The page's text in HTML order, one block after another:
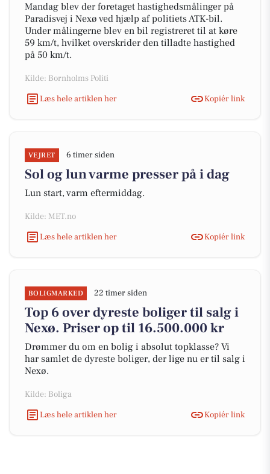
Mandag blev der foretaget hastighedsmålinger på
Paradisvej i Nexø ved hjælp af politiets ATK-bil.
Under målingerne blev en bil registreret til at køre
59 km/t, hvilket overskrider den tilladte hastighed
på 50 km/t.
Kilde: Bornholms Politi
Læs hele artiklen her
Kopiér link
VEJRET 6 timer siden
Sol og lun varme presser på i dag
Lun start, varm eftermiddag.
Kilde: MET.no
Læs hele artiklen her
Kopiér link
BOLIGMARKED 22 timer siden
Top 6 over dyreste boliger til salg i
Nexø. Priser op til 16.500.000 kr
Drømmer du om en bolig i absolut topklasse? Vi
har samlet de dyreste boliger, der lige nu er til salg i
Nexø.
Kilde: Boliga
Læs hele artiklen her
Kopiér link